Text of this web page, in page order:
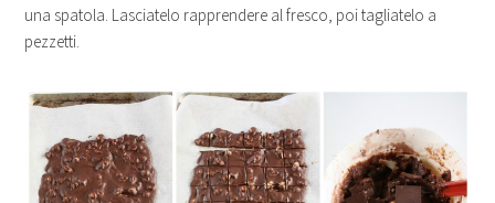
una spatola. Lasciatelo rapprendere al fresco, poi tagliatelo a
pezzetti.